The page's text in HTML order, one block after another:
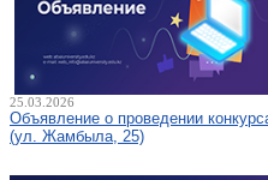
25.03.2026
Объявление о проведении
(ул. Жамбыла, 25)